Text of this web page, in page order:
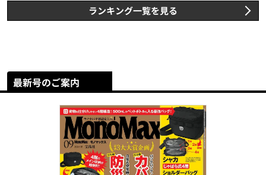
ランキング一覧を見る
最新号のご案内